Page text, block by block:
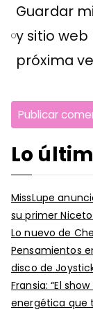
Guardar
y sitio
próxima
Lo
MissLupe
su primer
Lo nuevo de
Pensamientos
disco de
Fransia: “El
energética que